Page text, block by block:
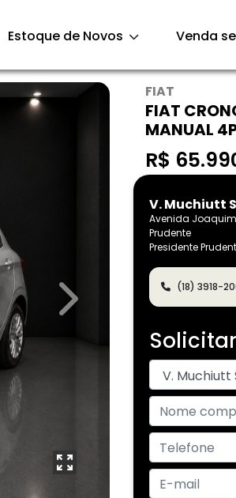
Estoque de Novos Venda
FIAT
FIAT
MANUAL
R$
V. Muchiutt
Avenida Joaquim
Prudente
Presidente
(18) 3918-
Next